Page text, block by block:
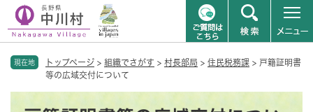
現在地 トップページ > 組織でさがす > 村長部局 > 住民税務課 > 戸籍証明書
等の広域交付について